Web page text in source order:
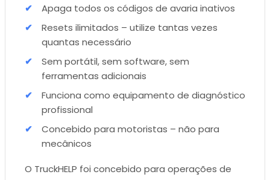
Apaga todos os códigos de avaria inativos
Resets ilimitados – utilize tantas vezes
quantas necessário
Sem portátil, sem software, sem
ferramentas adicionais
Funciona como equipamento de diagnóstico
profissional
Concebido para motoristas – não para
mecânicos
O TruckHELP foi concebido para operações de